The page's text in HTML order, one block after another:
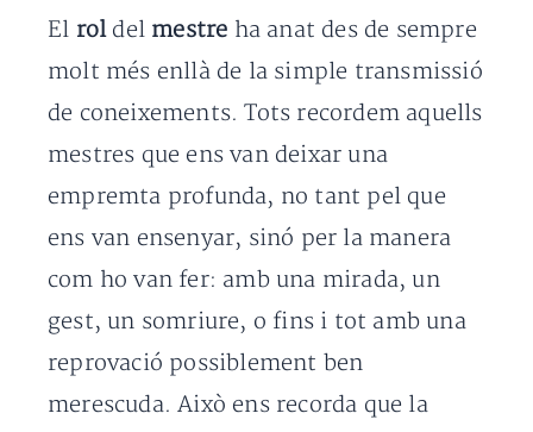
El rol del mestre ha anat des de sempre
molt més enllà de la simple transmissió
de coneixements. Tots recordem aquells
mestres que ens van deixar una
empremta profunda, no tant pel que
ens van ensenyar, sinó per la manera
com ho van fer: amb una mirada, un
gest, un somriure, o fins i tot amb una
reprovació possiblement ben
merescuda. Això ens recorda que la